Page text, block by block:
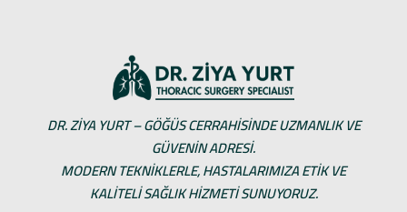
DR. ZIYA YURT – GÖĞÜS CERRAHISINDE UZMANLIK VE
GÜVENIN ADRESI.
MODERN TEKNIKLERLE, HASTALARIMIZA ETIK VE
KALITELI SAĞLIK HIZMETI SUNUYORUZ.